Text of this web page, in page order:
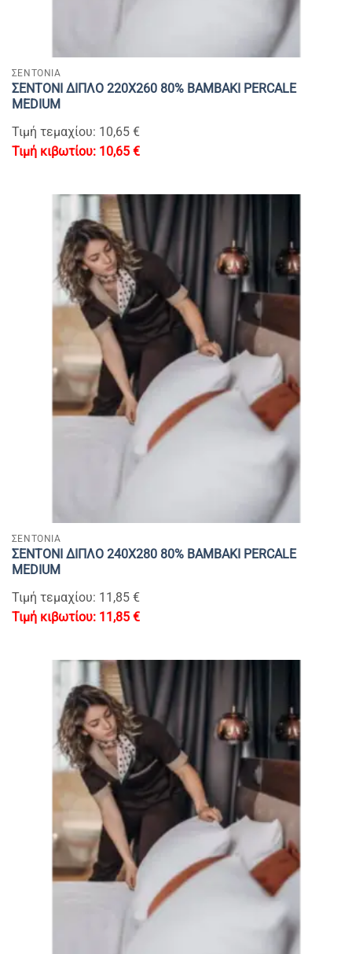
ΣΕΝΤΟΝΙΑ
ΣΕΝΤΟΝΙ ΔΙΠΛΟ 220Χ260 80% BAMBAKI PERCALE
MEDIUM
Τιμή τεμαχίου: 10,65 €
10,65 €
ΣΕΝΤΟΝΙΑ
ΣΕΝΤΟΝΙ ΔΙΠΛΟ 240Χ280 80% BAMBAKI PERCALE
MEDIUM
Τιμή τεμαχίου: 11,85 €
11,85 €